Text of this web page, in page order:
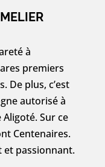
à
premiers
De plus, c’est
autorisé à
Sur ce
Centenaires.
et passionnant.